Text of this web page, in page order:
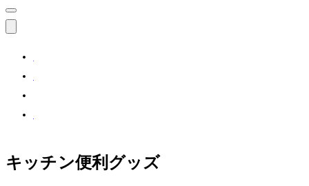
キッチン便利グッズ